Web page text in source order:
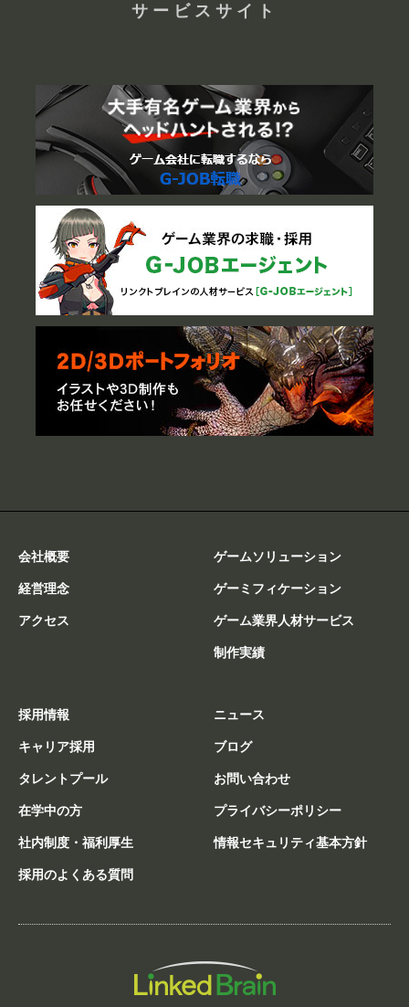
サービスサイト
会社概要
経営理念
アクセス
ゲームソリューション
ゲーミフィケーション
ゲーム業界人材サービス
制作実績
採用情報
キャリア採用
タレントプール
在学中の方
社内制度・福利厚生
採用のよくある質問
ニュース
ブログ
お問い合わせ
プライバシーポリシー
情報セキュリティ基本方針